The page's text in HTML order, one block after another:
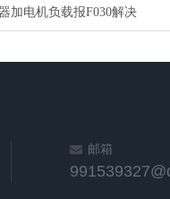
加电机负载报F030解决
邮箱